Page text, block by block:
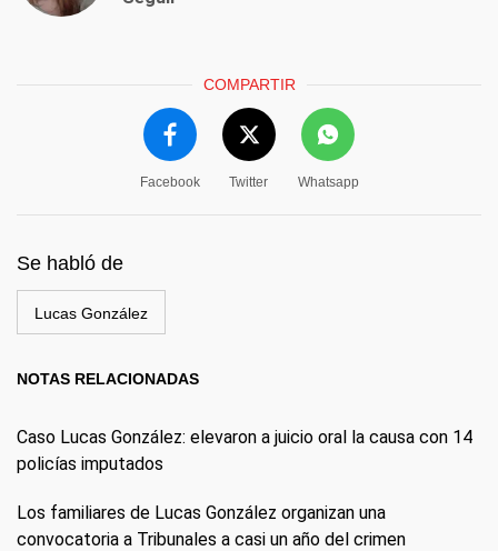
COMPARTIR
Facebook Twitter Whatsapp
Se habló de
Lucas González
NOTAS RELACIONADAS
Caso Lucas González: elevaron a juicio oral la causa con 14
policías imputados
Los familiares de Lucas González organizan una
convocatoria a Tribunales a casi un año del crimen